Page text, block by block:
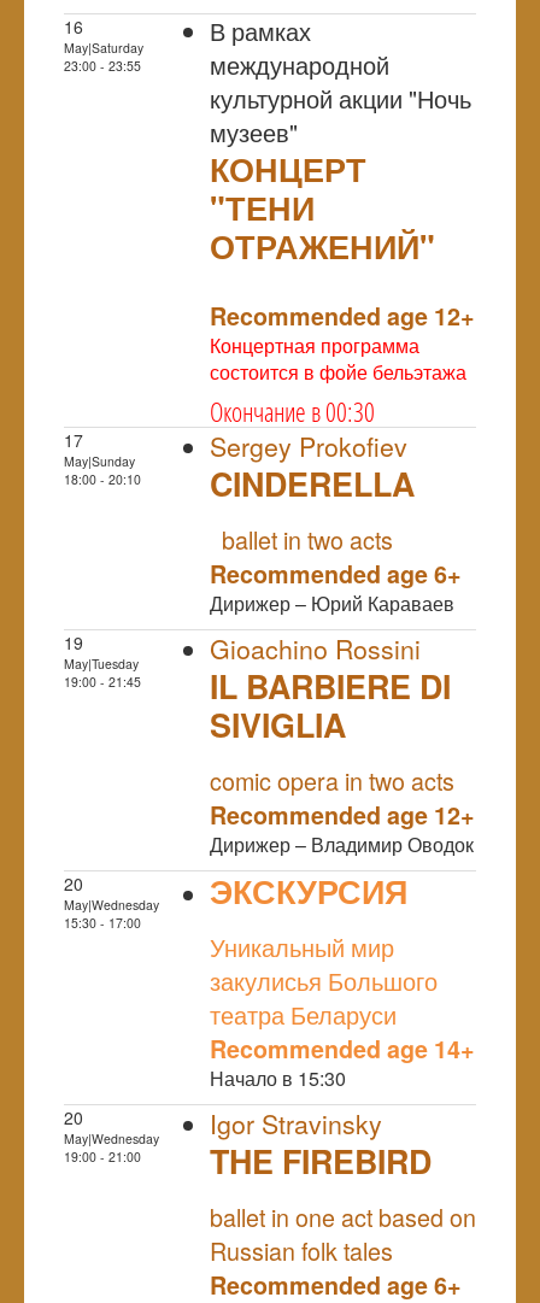
16
May|Saturday
23:00 - 23:55
В рамках
международной
культурной акции "Ночь
музеев"
КОНЦЕРТ
"ТЕНИ
ОТРАЖЕНИЙ"
Recommended age 12+
Концертная программа
состоится в фойе бельэтажа
Окончание в 00:30
17
May|Sunday
18:00 - 20:10
Sergey Prokofiev
CINDERELLA
ballet in two acts
Recommended age 6+
Дирижер – Юрий Караваев
19
May|Tuesday
19:00 - 21:45
Gioachino Rossini
IL BARBIERE DI
SIVIGLIA
comic opera in two acts
Recommended age 12+
Дирижер – Владимир Оводок
20
May|Wednesday
15:30 - 17:00
ЭКСКУРСИЯ
Уникальный мир
закулисья Большого
театра Беларуси
Recommended age 14+
Начало в 15:30
20
May|Wednesday
19:00 - 21:00
Igor Stravinsky
THE FIREBIRD
ballet in one act based on
Russian folk tales
Recommended age 6+